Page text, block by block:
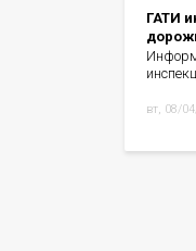
ГАТИ
вт, 08/